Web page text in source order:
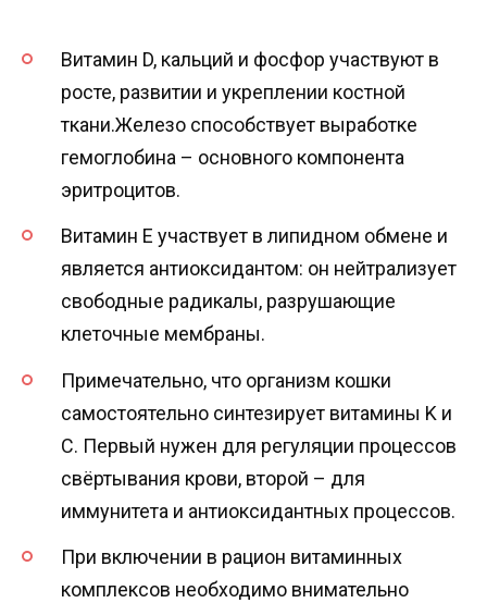
Витамин D, кальций и фосфор участвуют в
росте, развитии и укреплении костной
ткани.Железо способствует выработке
гемоглобина – основного компонента
эритроцитов.
Витамин E участвует в липидном обмене и
является антиоксидантом: он нейтрализует
свободные радикалы, разрушающие
клеточные мембраны.
Примечательно, что организм кошки
самостоятельно синтезирует витамины K и
C. Первый нужен для регуляции процессов
свёртывания крови, второй – для
иммунитета и антиоксидантных процессов.
При включении в рацион витаминных
комплексов необходимо внимательно